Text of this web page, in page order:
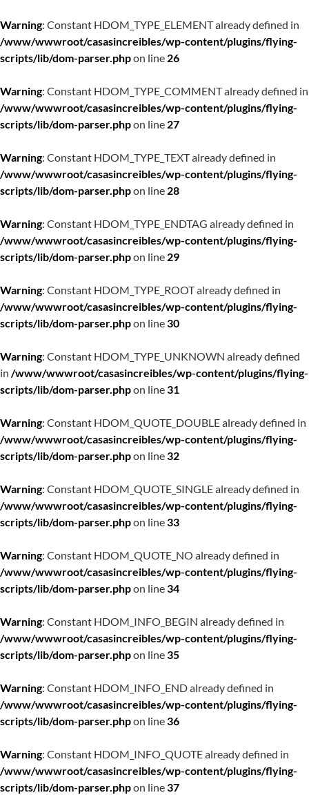
Warning: Constant HDOM_TYPE_ELEMENT already defined in
/www/wwwroot/casasincreibles/wp-content/plugins/flying-
scripts/lib/dom-parser.phpon line 26
Warning: Constant HDOM_TYPE_COMMENT already defined in
/www/wwwroot/casasincreibles/wp-content/plugins/flying-
scripts/lib/dom-parser.phpon line 27
Warning: Constant HDOM_TYPE_TEXT already defined in
/www/wwwroot/casasincreibles/wp-content/plugins/flying-
scripts/lib/dom-parser.phpon line 28
Warning: Constant HDOM_TYPE_ENDTAG already defined in
/www/wwwroot/casasincreibles/wp-content/plugins/flying-
scripts/lib/dom-parser.phpon line 29
Warning: Constant HDOM_TYPE_ROOT already defined in
/www/wwwroot/casasincreibles/wp-content/plugins/flying-
scripts/lib/dom-parser.phpon line30
Warning: Constant HDOM_TYPE_UNKNOWN already defined
in /www/wwwroot/casasincreibles/wp-content/plugins/flying-
scripts/lib/dom-parser.phpon line31
Warning: Constant HDOM_QUOTE_DOUBLE already defined in
/www/wwwroot/casasincreibles/wp-content/plugins/flying-
scripts/lib/dom-parser.phpon line32
Warning: Constant HDOM_QUOTE_SINGLE already defined in
/www/wwwroot/casasincreibles/wp-content/plugins/flying-
scripts/lib/dom-parser.phpon line33
Warning: Constant HDOM_QUOTE_NO already defined in
/www/wwwroot/casasincreibles/wp-content/plugins/flying-
scripts/lib/dom-parser.phpon line34
Warning: Constant HDOM_INFO_BEGIN already defined in
/www/wwwroot/casasincreibles/wp-content/plugins/flying-
scripts/lib/dom-parser.phpon line35
Warning: Constant HDOM_INFO_END already defined in
/www/wwwroot/casasincreibles/wp-content/plugins/flying-
scripts/lib/dom-parser.phpon line36
Warning: Constant HDOM_INFO_QUOTE already defined in
/www/wwwroot/casasincreibles/wp-content/plugins/flying-
scripts/lib/dom-parser.phpon line37